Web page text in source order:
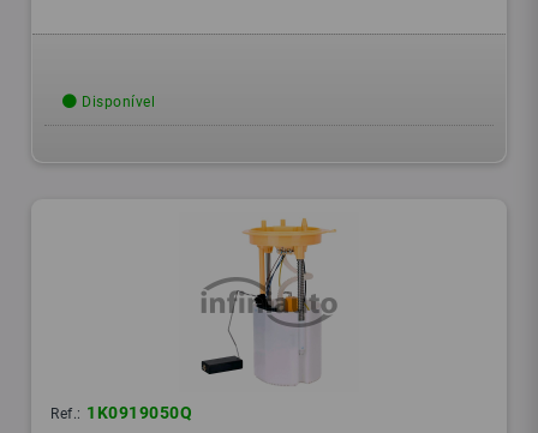
Disponível
Ref.: 1K0919050Q